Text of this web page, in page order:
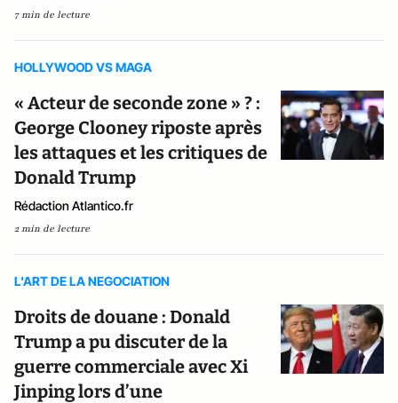
7 min de lecture
HOLLYWOOD VS MAGA
« Acteur de seconde zone » ? :
George Clooney riposte après
les attaques et les critiques de
Donald Trump
Rédaction Atlantico.fr
2 min de lecture
L'ART DE LA NEGOCIATION
Droits de douane : Donald
Trump a pu discuter de la
guerre commerciale avec Xi
Jinping lors d’une